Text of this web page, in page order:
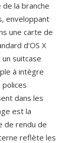
la branche
enveloppant
une carte de
d'OS X
suitcase
à intègre
dans les
est la
de rendu de
reflète les